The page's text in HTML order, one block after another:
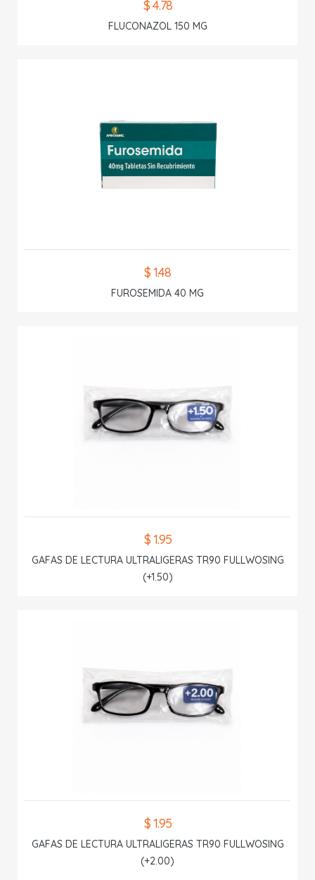
$ 4.78
FLUCONAZOL 150 MG
$ 1.48
FUROSEMIDA 40 MG
$ 1.95
GAFAS DE LECTURA ULTRALIGERAS TR90 FULLWOSING
(+1.50)
$ 1.95
GAFAS DE LECTURA ULTRALIGERAS TR90 FULLWOSING
(+2.00)